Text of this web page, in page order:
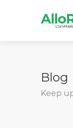
Blog
Keep